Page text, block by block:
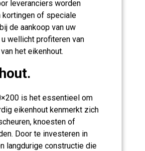
leveranciers worden
kortingen of speciale
de aankoop van uw
wellicht profiteren van
het eikenhout.
is het essentieel om
eikenhout kenmerkt zich
knoesten of
Door te investeren in
langdurige constructie die